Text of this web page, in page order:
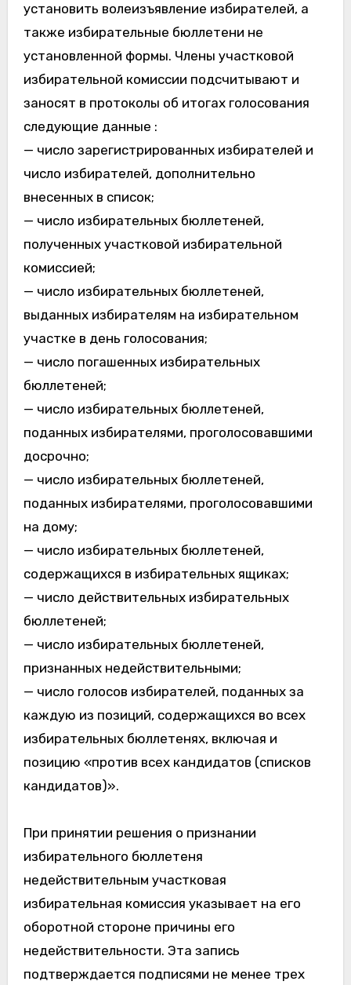
установить волеизъявление избирателей, а
также избирательные бюллетени не
установленной формы. Члены участковой
избирательной комиссии подсчитывают и
заносят в протоколы об итогах голосования
следующие данные :
— число зарегистрированных избирателей и
число избирателей, дополнительно
внесенных в список;
— число избирательных бюллетеней,
полученных участковой избирательной
комиссией;
— число избирательных бюллетеней,
выданных избирателям на избирательном
участке в день голосования;
— число погашенных избирательных
бюллетеней;
— число избирательных бюллетеней,
поданных избирателями, проголосовавшими
досрочно;
— число избирательных бюллетеней,
поданных избирателями, проголосовавшими
на дому;
— число избирательных бюллетеней,
содержащихся в избирательных ящиках;
— число действительных избирательных
бюллетеней;
— число избирательных бюллетеней,
признанных недействительными;
— число голосов избирателей, поданных за
каждую из позиций, содержащихся во всех
избирательных бюллетенях, включая и
позицию «против всех кандидатов (списков
кандидатов)».
При принятии решения о признании
избирательного бюллетеня
недействительным участковая
избирательная комиссия указывает на его
оборотной стороне причины его
недействительности. Эта запись
подтверждается подписями не менее трех